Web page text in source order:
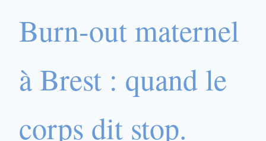
Burn-out maternel
à Brest : quand le
corps dit stop.